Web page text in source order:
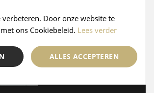
JUFFERMANS FINE
+31 (0) 30 231
Door onze website te
ons Cookiebeleid. Lees verder
ALLES ACCEPTEREN